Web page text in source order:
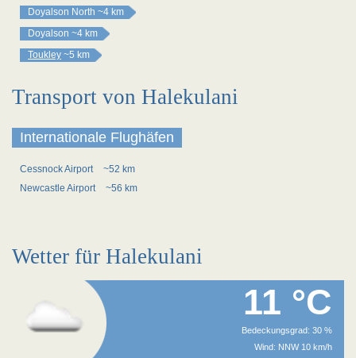
Doyalson North ~4 km
Doyalson ~4 km
Toukley ~5 km
Transport von Halekulani
Internationale Flughäfen
Cessnock Airport
~52 km
Newcastle Airport
~56 km
Wetter für Halekulani
11 °C
Bedeckungsgrad: 30 %
Wind: NNW 10 km/h